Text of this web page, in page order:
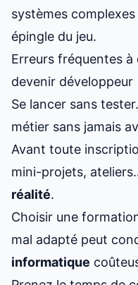
systèmes
épingle du jeu.
Erreurs fréquentes
devenir développeur
Se lancer sans
métier sans jamais
Avant toute
mini-projets,
réalité.
Choisir une
mal adapté peut
informatique